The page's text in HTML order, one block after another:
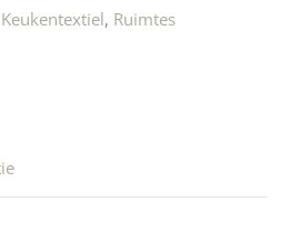
Keukentextiel, Ruimtes